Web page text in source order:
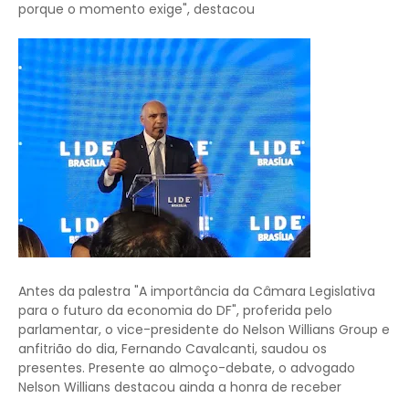
porque o momento exige", destacou
Antes da palestra "A importância da Câmara Legislativa
para o futuro da economia do DF", proferida pelo
parlamentar, o vice-presidente do Nelson Willians Group e
anfitrião do dia, Fernando Cavalcanti, saudou os
presentes. Presente ao almoço-debate, o advogado
Nelson Willians destacou ainda a honra de receber